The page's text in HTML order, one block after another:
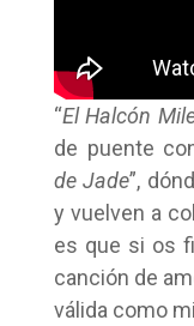
“El Halcón
de puente
de Jade”,
y vuelven a
es que si os
canción de
válida como